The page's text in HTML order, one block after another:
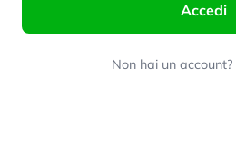
Accedi
Non hai un account?